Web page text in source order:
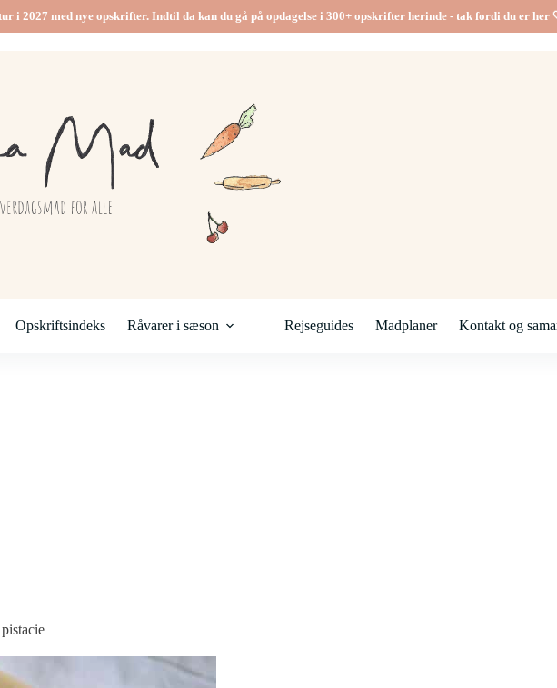
i 2027 med nye opskrifter. Indtil da kan du gå på opdagelse i 300+ opskrifter herinde - tak fordi du er her
Opskriftsindeks Råvarer i sæson Rejseguides Madplaner Kontakt og